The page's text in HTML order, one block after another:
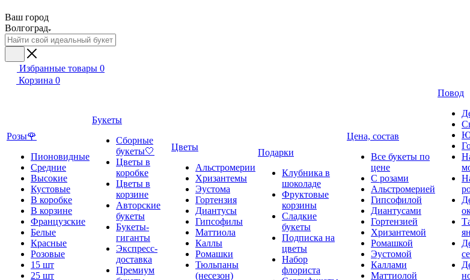
Ваш город
Волгоград
Избранные товары 0
Корзина 0
Розы🌹
Пионовидные
Средние
Высокие
Кустовые
В коробке
В корзине
Французские
Белые
Красные
Розовые
15 шт
25 шт
Букеты
Сборные
букеты🤍
Цветы в
коробке
Цветы в
корзине
Авторские
букеты
Букеты-
гиганты
Экспресс-
доставка
Премиум
Цветы
Альстромерии
Хризантемы
Эустома
Гортензия
Диантусы
Гипсофилы
Маттиола
Каллы
Ромашки
Тюльпаны
(несезон)
Подарки
Клубника в
шоколаде
Фруктовые
корзины
Сладкие
букеты
Подписка на
цветы
Набор
флориста
Цена, состав
Все букеты по
цене
С розами
Альстромерией
Гипсофилой
Диантусами
Гортензией
Хризантемой
Ромашкой
Эустомой
Каллами
Маттиолой
Повод